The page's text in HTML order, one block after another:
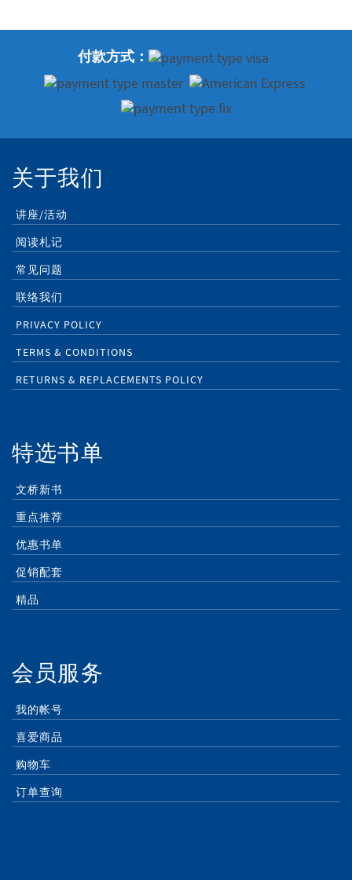
付款方式：
关于我们
讲座/活动
阅读札记
常见问题
联络我们
PRIVACY POLICY
TERMS & CONDITIONS
RETURNS & REPLACEMENTS POLICY
特选书单
文桥新书
重点推荐
优惠书单
促销配套
精品
会员服务
我的帐号
喜爱商品
购物车
订单查询